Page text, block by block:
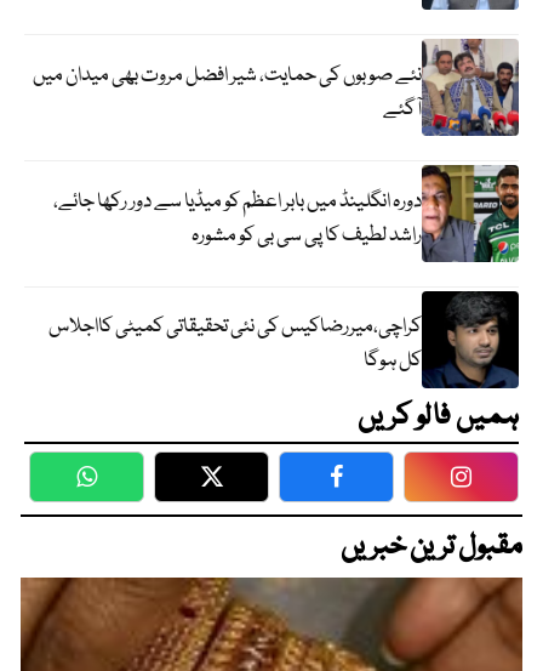
نئے صوبوں کی حمایت، شیر افضل مروت بھی میدان میں
آگئے
دورہ انگلینڈ میں بابر اعظم کو میڈیا سے دور رکھا جائے،
راشد لطیف کا پی سی بی کو مشورہ
کراچی،میررضاکیس کی نئی تحقیقاتی کمیٹی کااجلاس
کل ہوگا
ہمیں فالو کریں
WhatsApp Twitter Facebook
مقبول ترین خبریں